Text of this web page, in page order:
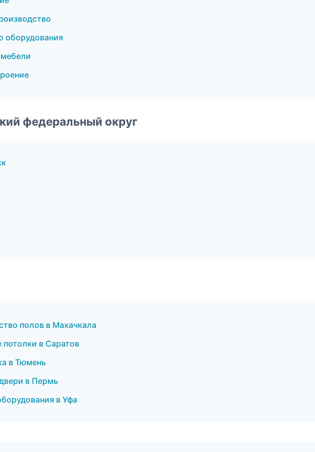
оборудования
федеральный округ
полов в Махачкала
в Саратов
в Тюмень
в Пермь
в Уфа